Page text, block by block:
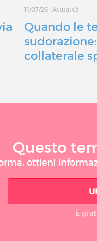
11/07/26 |Attualità
Quando le
collaterale
Questo
ottieni
È